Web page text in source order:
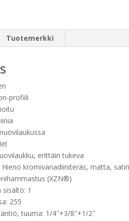
Tuotemerkki
profiili
erittäin tukeva
Hieno kromivanadiiniteräs, matta,
(XZN®)
sisältö: 1
255
tuuma: 1/4″+3/8″+1/2″